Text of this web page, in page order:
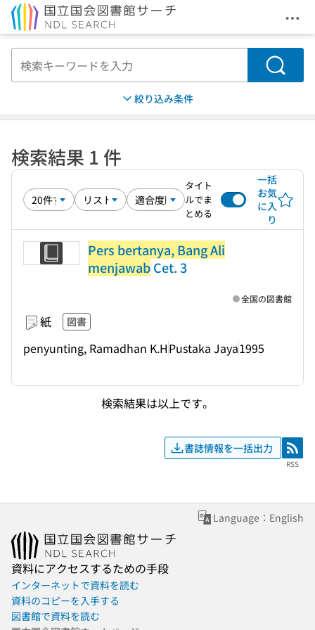
メ
検索
絞り込み条件
検索結果 1 件
タイト
ルでま
とめる
一括
お気
に入
り
Pers bertanya, Bang Ali
menjawabCet. 3
紙 図書
penyunting, Ramadhan K.HPustaka Jaya1995
全国の図書館
検索結果は以上です。
書誌情報を一括出力 RSS
RSS
Language：English
資料にアクセスするための手段
インターネットで資料を読む
資料のコピーを入手する
図書館で資料を読む